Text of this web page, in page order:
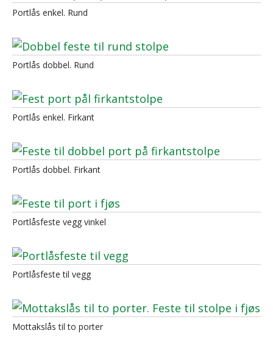
Portlås enkel. Rund
Portlås dobbel. Rund
Portlås enkel. Firkant
Portlås dobbel. Firkant
Portlåsfeste vegg vinkel
Portlåsfeste til vegg
Mottakslås til to porter